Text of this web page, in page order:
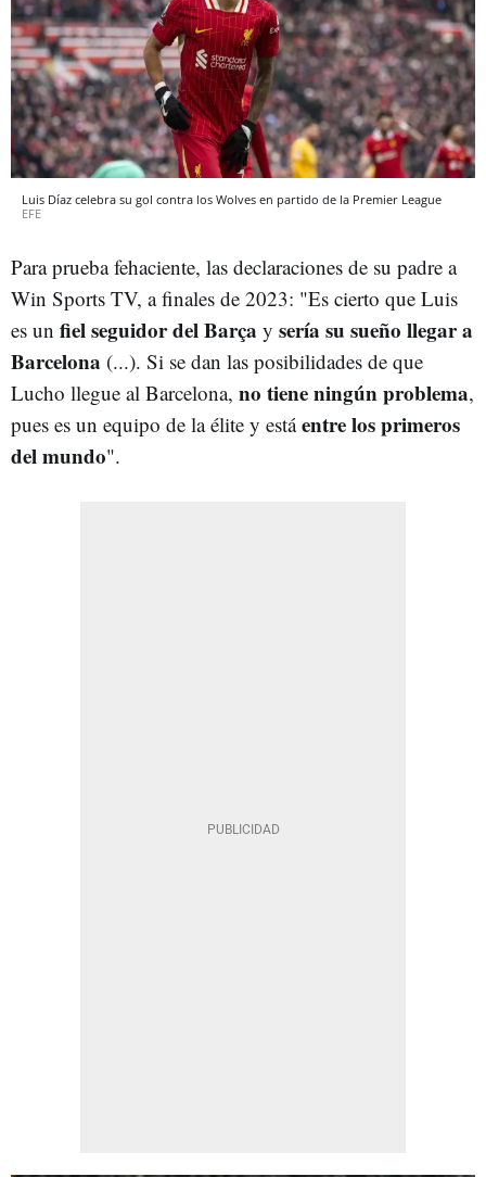
Luis Díaz celebra su gol contra los Wolves en partido de la Premier League
EFE
Para prueba fehaciente, las declaraciones de su padre a
Win Sports TV, a finales de 2023: "Es cierto que Luis
es un fiel seguidor del Barça y sería su sueño llegar a
Barcelona (...). Si se dan las posibilidades de que
Lucho llegue al Barcelona, no tiene ningún problema,
pues es un equipo de la élite y estáentre los primeros
del mundo".